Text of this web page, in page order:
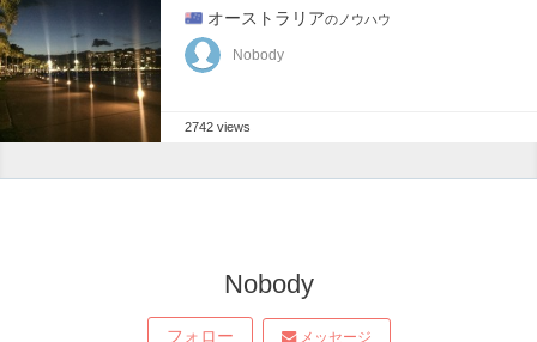
オーストラリアのノウハウ
Nobody
2742 views
Nobody
フォロー メッセージ